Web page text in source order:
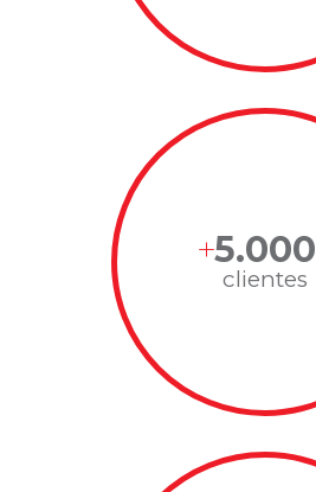
5.000
clientes